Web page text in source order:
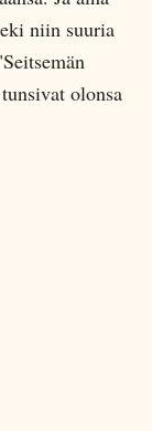
niin suuria
olonsa